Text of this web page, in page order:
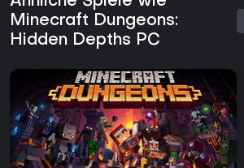
wahrscheinlich zu schätzen wissen. Der
eigenständiger Kauf für Besitzer des
ohne weitere saisonale Updates. Es
eine solide Wahl für eingefleischte Fans,
bewährten Konzept mit neuen Elementen
Minecraft Dungeons:
Hidden Depths PC